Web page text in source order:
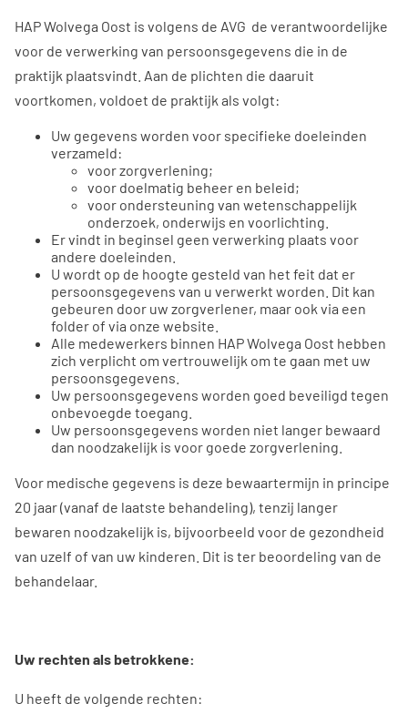
HAP Wolvega Oost is volgens de AVG de verantwoordelijke
voor de verwerking van persoonsgegevens die in de
praktijk plaatsvindt. Aan de plichten die daaruit
voortkomen, voldoet de praktijk als volgt:
Uw gegevens worden voor specifieke doeleinden
verzameld:
voor zorgverlening;
voor doelmatig beheer en beleid;
voor ondersteuning van wetenschappelijk
onderzoek, onderwijs en voorlichting.
Er vindt in beginsel geen verwerking plaats voor
andere doeleinden.
U wordt op de hoogte gesteld van het feit dat er
persoonsgegevens van u verwerkt worden. Dit kan
gebeuren door uw zorgverlener, maar ook via een
folder of via onze website.
Alle medewerkers binnen HAP Wolvega Oost hebben
zich verplicht om vertrouwelijk om te gaan met uw
persoonsgegevens.
Uw persoonsgegevens worden goed beveiligd tegen
onbevoegde toegang.
Uw persoonsgegevens worden niet langer bewaard
dan noodzakelijk is voor goede zorgverlening.
Voor medische gegevens is deze bewaartermijn in principe
20 jaar (vanaf de laatste behandeling), tenzij langer
bewaren noodzakelijk is, bijvoorbeeld voor de gezondheid
van uzelf of van uw kinderen. Dit is ter beoordeling van de
behandelaar.
Uw rechten als betrokkene:
U heeft de volgende rechten: